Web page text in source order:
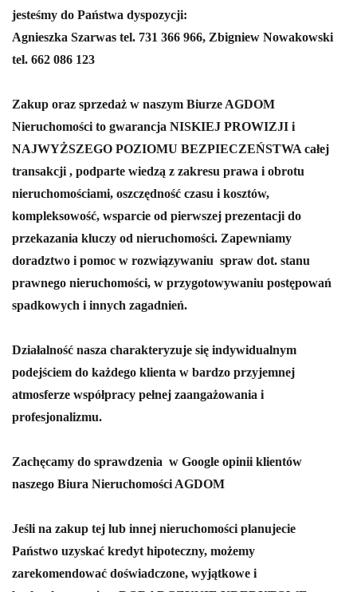
jesteśmy do Państwa dyspozycji:
Agnieszka Szarwas tel. 731 366 966, Zbigniew Nowakowski
tel. 662 086 123
Zakup oraz sprzedaż w naszym Biurze AGDOM
Nieruchomości to gwarancja NISKIEJ PROWIZJI i
NAJWYŻSZEGO POZIOMU BEZPIECZEŃSTWA całej
transakcji , podparte wiedzą z zakresu prawa i obrotu
nieruchomościami, oszczędność czasu i kosztów,
kompleksowość, wsparcie od pierwszej prezentacji do
przekazania kluczy od nieruchomości. Zapewniamy
doradztwo i pomoc w rozwiązywaniu spraw dot. stanu
prawnego nieruchomości, w przygotowywaniu postępowań
spadkowych i innych zagadnień.
Działalność nasza charakteryzuje się indywidualnym
podejściem do każdego klienta w bardzo przyjemnej
atmosferze współpracy pełnej zaangażowania i
profesjonalizmu.
Zachęcamy do sprawdzenia w Google opinii klientów
naszego Biura Nieruchomości AGDOM
Jeśli na zakup tej lub innej nieruchomości planujecie
Państwo uzyskać kredyt hipoteczny, możemy
zarekomendować doświadczone, wyjątkowe i